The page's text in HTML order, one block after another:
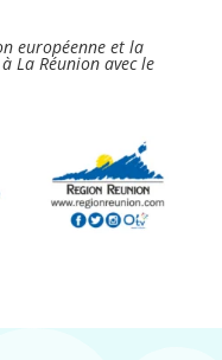
européenne et la
à La Réunion avec le